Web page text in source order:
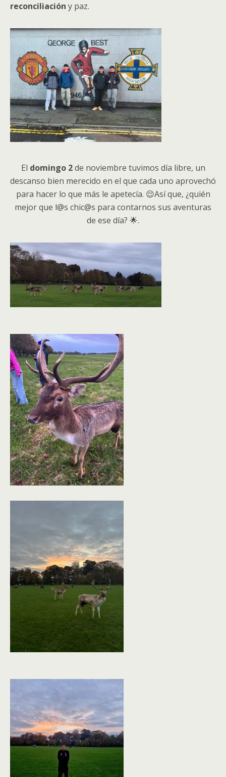
reconciliación y paz.
El domingo 2de noviembre tuvimos día libre, un
descanso bien merecido en el que cada uno aprovechó
para hacer lo que más le apetecía. 😌Así que, ¿quién
mejor que l@s chic@s para contarnos sus aventuras
de ese día? 🌟.